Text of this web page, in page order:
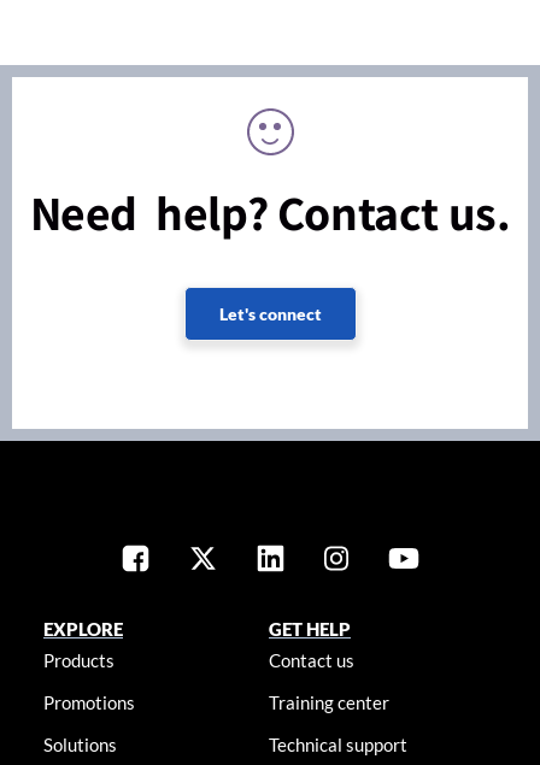
Need help? Contact us.
Let's connect
EXPLORE
Products
Promotions
Solutions
GET HELP
Contact us
Training center
Technical support